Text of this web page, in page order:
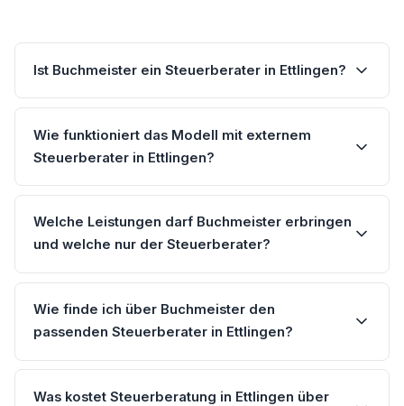
Ist Buchmeister ein Steuerberater in Ettlingen?
Wie funktioniert das Modell mit externem
Steuerberater in Ettlingen?
Welche Leistungen darf Buchmeister erbringen
und welche nur der Steuerberater?
Wie finde ich über Buchmeister den
passenden Steuerberater in Ettlingen?
Was kostet Steuerberatung in Ettlingen über